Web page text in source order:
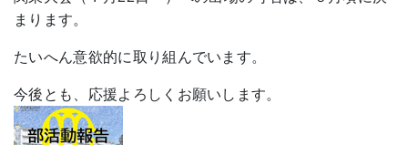
まります。
たいへん意欲的に取り組んでいます。
今後とも、応援よろしくお願いします。